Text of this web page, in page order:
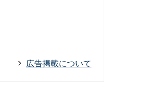
広告掲載について